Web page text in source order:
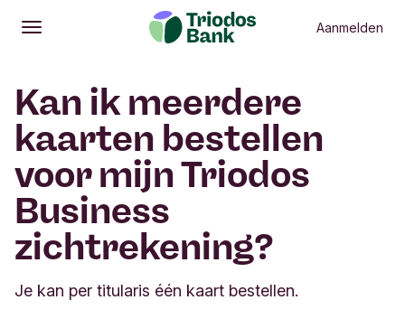
Openen
Hoofdmenu Aanmelden
Kan ik meerdere
kaarten bestellen
voor mijn Triodos
Business
zichtrekening?
Je kan per titularis één kaart bestellen.